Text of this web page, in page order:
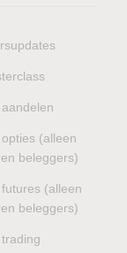
(alleen
beleggers)
(alleen
beleggers)